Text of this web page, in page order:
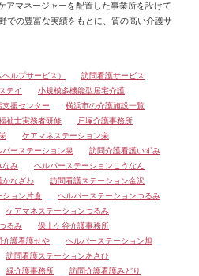
アマネージャーを配置した事業所を設けて
での豊富な実績をもとに、質の高い介護サ
ルプサービス）
訪問看護サービス
テイ
小規模多機能型居宅介護
支援センター
横浜市の介護施設一覧
祉士実務者研修
戸塚介護事務所
ケアマネステーション栄
パーステーション泉
訪問介護看護いずみ
なみ
ヘルパーステーションこうなん
かなざわ
訪問看護ステーション金沢
ション片倉
ヘルパーステーションつるみ
ケアマネステーションつるみ
るみ
保土ケ谷介護事務所
介護看護せや
ヘルパーステーション旭
訪問看護ステーションあさひ
緑介護事務所
訪問介護看護みどり